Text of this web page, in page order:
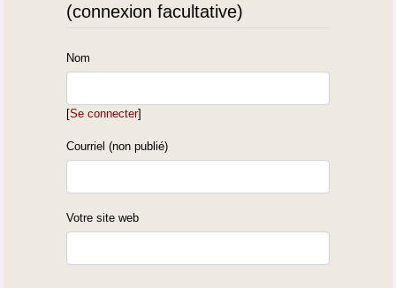
(connexion facultative)
Nom
[Se connecter]
Courriel (non publié)
Votre site web